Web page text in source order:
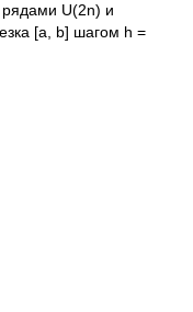
U(2n) и
[a, b] шагом h =